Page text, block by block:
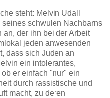
steht: Melvin Udall
schwulen Nachbarns
an, der ihn bei der Arbeit
jeden anwesenden
dass sich Juden an
ein intolerantes,
er einfach "nur" ein
durch rassistische und
macht, zu deren